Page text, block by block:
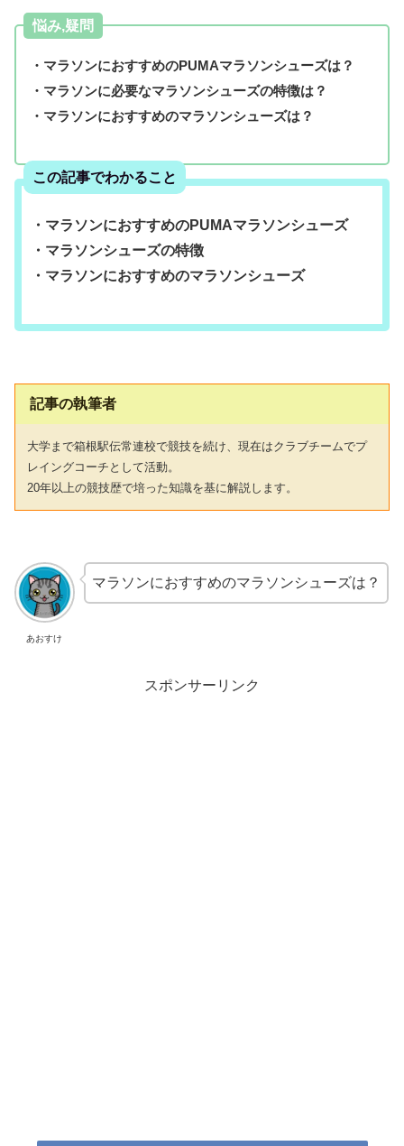
悩み,疑問
・マラソンにおすすめのPUMAマラソンシューズは？
・マラソンに必要なマラソンシューズの特徴は？
・マラソンにおすすめのマラソンシューズは？
この記事でわかること
・マラソンにおすすめのPUMAマラソンシューズ
・マラソンシューズの特徴
・マラソンにおすすめのマラソンシューズ
記事の執筆者
大学まで箱根駅伝常連校で競技を続け、現在はクラブチームでプ
レイングコーチとして活動。
20年以上の競技歴で培った知識を基に解説します。
あおすけ
マラソンにおすすめのマラソンシューズは？
スポンサーリンク